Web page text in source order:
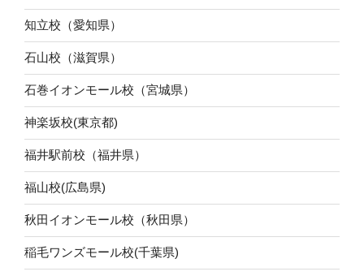
知立校（愛知県）
石山校（滋賀県）
石巻イオンモール校（宮城県）
神楽坂校(東京都)
福井駅前校（福井県）
福山校(広島県)
秋田イオンモール校（秋田県）
稲毛ワンズモール校(千葉県)